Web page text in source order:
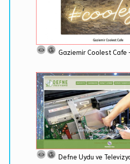
Gaziemir Coolest Cafe
Defne Uydu ve